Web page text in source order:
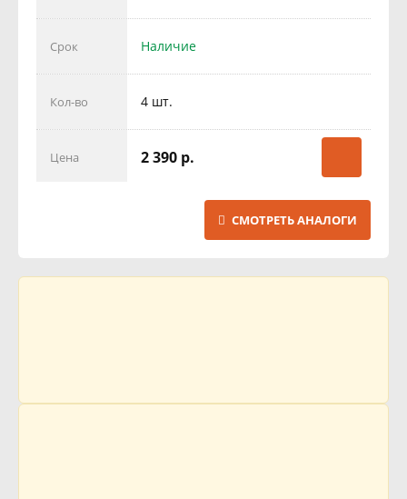
Срок Наличие
Кол-во 4 шт.
Цена 2 390 р.
СМОТРЕТЬ АНАЛОГИ